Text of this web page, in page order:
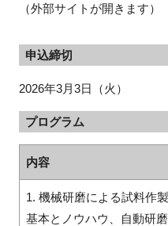
（外部サイトが開きます）
申込締切
2026年3月3日（火）
プログラム
内容
1. 機械研磨による試料作
基本とノウハウ、自動研